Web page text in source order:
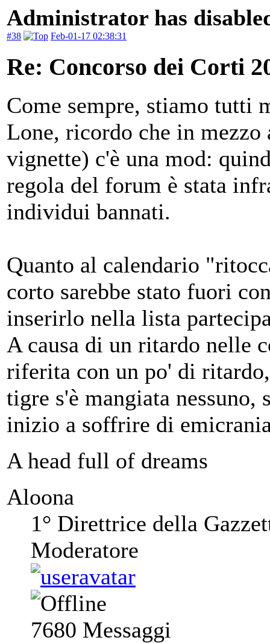
Administrator has
#38 Feb-01-17 02:38:31
Re: Concorso dei Corti
Come sempre, stiamo tutti
Lone, ricordo che in
vignette) c'è una mod:
regola del forum è stata
individui bannati.
Quanto al calendario
corto sarebbe stato fuori
inserirlo nella lista
A causa di un ritardo nelle
riferita con un po' di
tigre s'è mangiata nessuno,
inizio a soffrire di
A head full of dreams
Aloona
1° Direttrice della
Moderatore
7680 Messaggi